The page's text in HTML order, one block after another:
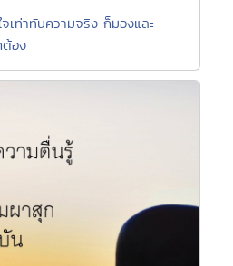
ท่าทันความจริง ก็มองและ
อง